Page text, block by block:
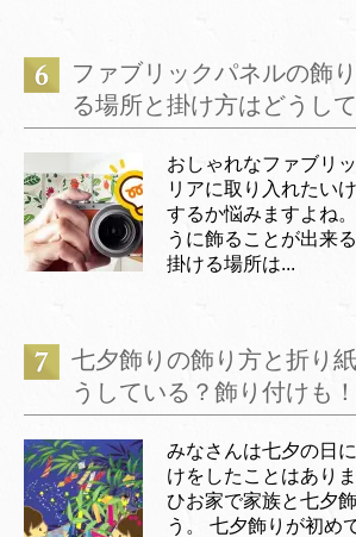
ファブリックパネルの飾
る場所と掛け方はどうして
おしゃれなファブリ
リアに取り入れたい
するか悩みますよね
うに飾ることが出来
掛ける場所は...
七夕飾りの飾り方と折り
うしている？飾り付けも！
みなさんは七夕の日
けをしたことはあり
ひお家で家族と七夕
う。 七夕飾りが初め